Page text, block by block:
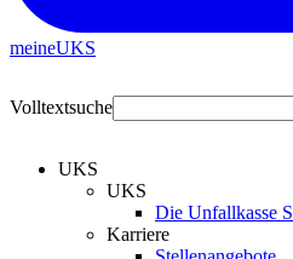
meineUKS
Volltextsuche
UKS
UKS
Die Unfallkasse
Karriere